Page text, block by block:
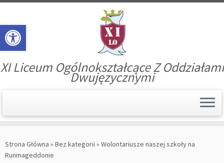
Open toolbar
to
content
XI Liceum Ogólnokształcące Z Oddziałami
Dwujęzycznymi
Strona Główna » Bez kategorii » Wolontariusze naszej szkoły na
Runmageddonie